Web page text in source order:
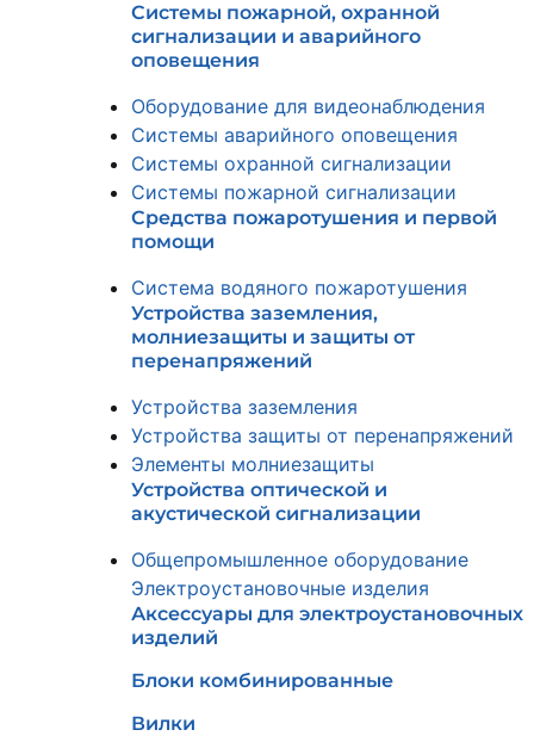
Системы пожарной, охранной
сигнализации и аварийного
оповещения
Оборудование для видеонаблюдения
Системы аварийного оповещения
Системы охранной сигнализации
Системы пожарной сигнализации
Средства пожаротушения и первой
помощи
Система водяного пожаротушения
Устройства заземления,
молниезащиты и защиты от
перенапряжений
Устройства заземления
Устройства защиты от перенапряжений
Элементы молниезащиты
Устройства оптической и
акустической сигнализации
Общепромышленное оборудование
Электроустановочные изделия
Аксессуары для электроустановочных
изделий
Блоки комбинированные
Вилки